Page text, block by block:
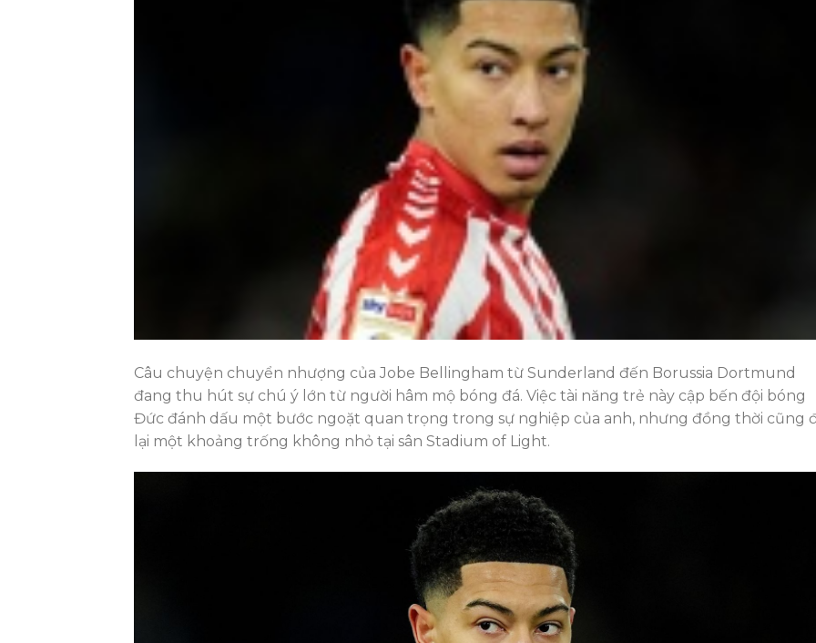
Câu chuyện chuyển nhượng của Jobe Bellingham từ Sunderland đến Borussia Dortmund
đang thu hút sự chú ý lớn từ người hâm mộ bóng đá. Việc tài năng trẻ này cập bến đội bóng
Đức đánh dấu một bước ngoặt quan trọng trong sự nghiệp của anh, nhưng đồng thời cũng
lại một khoảng trống không nhỏ tại sân Stadium of Light.